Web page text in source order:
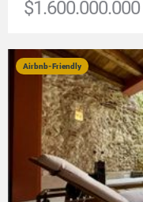
$1.600.000.000
Airbnb-Friendly